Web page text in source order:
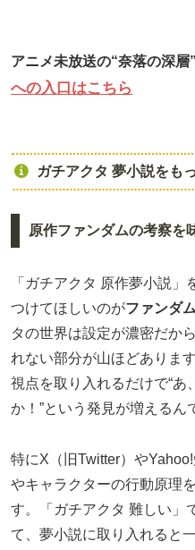
アニメ未放送の“奈落の深
への入口はこちら
ガチアクタ 夢小説をも
原作ファンダムの考察を
「ガチアクタ 原作夢小説
つけてほしいのがファンダ
タの世界は設定が濃密だか
れない部分が山ほどありま
視点を取り入れるだけで“
か！”という発見が増えるん
特にX（旧Twitter）や
やキャラクターの行動原理
す。「ガチアクタ 難しい」
て、夢小説に取り入れると